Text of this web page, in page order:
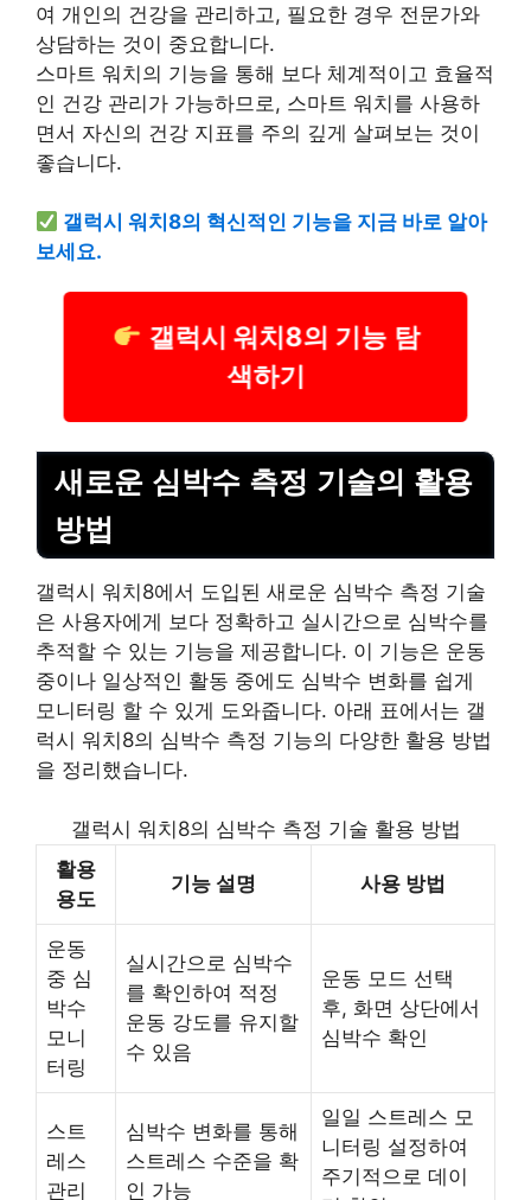
여 개인의 건강을 관리하고, 필요한 경우 전문가와
상담하는 것이 중요합니다.
스마트 워치의 기능을 통해 보다 체계적이고 효율적
인 건강 관리가 가능하므로, 스마트 워치를 사용하
면서 자신의 건강 지표를 주의 깊게 살펴보는 것이
좋습니다.
갤럭시 워치8의 혁신적인 기능을 지금 바로 알아
보세요.
갤럭시 워치8의 기능 탐
색하기
새로운 심박수 측정 기술의 활용
방법
갤럭시 워치8에서 도입된 새로운 심박수 측정 기술
은 사용자에게 보다 정확하고 실시간으로 심박수를
추적할 수 있는 기능을 제공합니다. 이 기능은 운동
중이나 일상적인 활동 중에도 심박수 변화를 쉽게
모니터링 할 수 있게 도와줍니다. 아래 표에서는 갤
럭시 워치8의 심박수 측정 기능의 다양한 활용 방법
을 정리했습니다.
갤럭시 워치8의 심박수 측정 기술 활용 방법
활용
용도
기능 설명 사용 방법
운동
중 심
박수
모니
터링
실시간으로 심박수
를 확인하여 적정
운동 강도를 유지할
수 있음
운동 모드 선택
후, 화면 상단에서
심박수 확인
스트
레스
관리
심박수 변화를 통해
스트레스 수준을 확
인 가능
일일 스트레스 모
니터링 설정하여
주기적으로 데이